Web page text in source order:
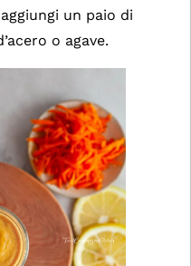
un paio di
o agave.